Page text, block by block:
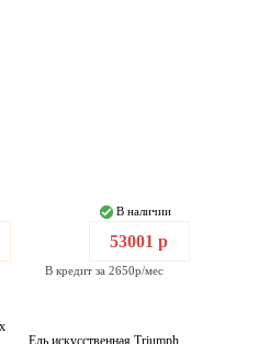
В наличии
53001 р
В кредит за 2650р/мес
Ель искусственная Triumph